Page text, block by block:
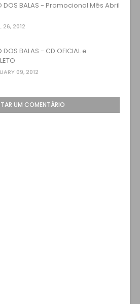
DOS BALAS - Promocional Mês Abril
26, 2012
DOS BALAS - CD OFICIAL e
09, 2012
UM COMENTÁRIO